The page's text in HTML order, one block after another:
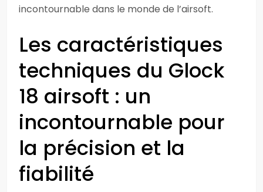
incontournable dans le monde de l’airsoft.
Les caractéristiques
techniques du Glock
18 airsoft : un
incontournable pour
la précision et la
fiabilité